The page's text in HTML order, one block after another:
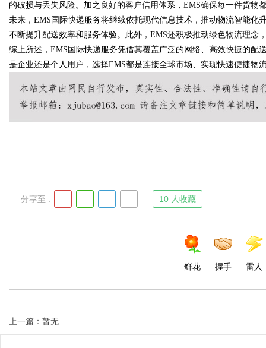
Bo
d
的破损与丢失风险。加之良好的客户信用体系，EMS确保每一件货物
未来，EMS国际快递服务将继续依托现代信息技术，推动物流智能化
不断提升配送效率和服务体验。此外，EMS还积极推动绿色物流理念
综上所述，EMS国际快递服务凭借其覆盖广泛的网络、高效快捷的
是企业还是个人用户，选择EMS都是连接全球市场、实现快速便捷物
分享至 : 10 人收藏
鲜花 握手 雷人
上一篇：暂无